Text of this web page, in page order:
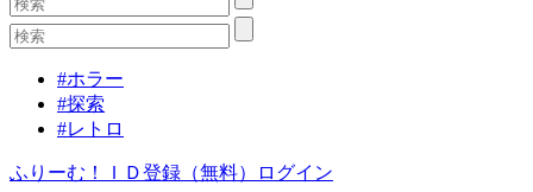
#ホラー
#探索
#レトロ
ふりーむ！ＩＤ登録（無料） ログイン